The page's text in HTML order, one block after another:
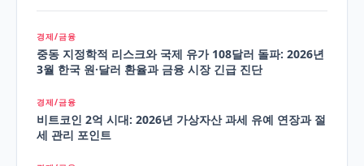
경제/금융
중동 지정학적 리스크와 국제 유가 108달러 돌파: 2026년
3월 한국 원·달러 환율과 금융 시장 긴급 진단
경제/금융
비트코인 2억 시대: 2026년 가상자산 과세 유예 연장과 절
세 관리 포인트